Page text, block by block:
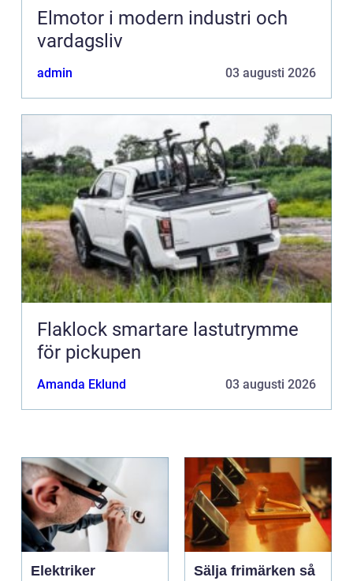
Elmotor i modern industri och
vardagsliv
admin 03 augusti 2026
Flaklock smartare lastutrymme
för pickupen
Amanda Eklund 03 augusti 2026
Elektriker
Sälja frimärken så